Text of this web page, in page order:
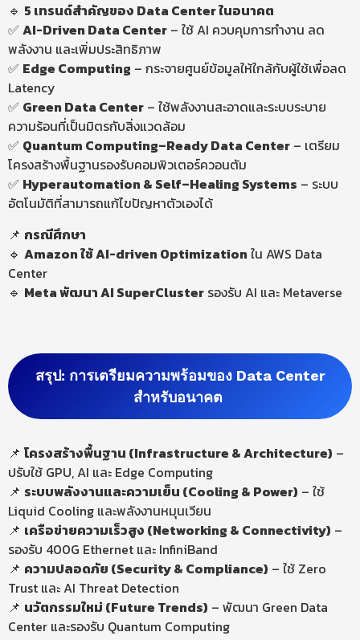
🔹 5 เทรนด์สำคัญของ Data Centerในอนาคต
✅ AI-Driven Data Center – ใช้ AI ควบคุมการทำงาน ลด
พลังงาน และเพิ่มประสิทธิภาพ
✅ Edge Computing – กระจายศูนย์ข้อมูลให้ใกล้กับผู้ใช้เพื่อลด
Latency
✅ Green Data Center – ใช้พลังงานสะอาดและระบบระบาย
ความร้อนที่เป็นมิตรกับสิ่งแวดล้อม
✅ Quantum Computing–Ready Data Center – เตรียม
โครงสร้างพื้นฐานรองรับคอมพิวเตอร์ควอนตัม
✅ Hyperautomation & Self–Healing Systems – ระบบ
อัตโนมัติที่สามารถแก้ไขปัญหาตัวเองได้
📌 กรณีศึกษา
🔹 Amazonใช้ AI-driven Optimization ใน AWS Data
Center
🔹 Meta พัฒนา AI SuperCluster รองรับ AI และ Metaverse
สรุป: การเตรียมความพร้อมของ Data Center
สำหรับอนาคต
📌 โครงสร้างพื้นฐาน (Infrastructure &Architecture) –
ปรับใช้ GPU, AI และ Edge Computing
📌 ระบบพลังงานและความเย็น (Cooling & Power) – ใช้
Liquid Cooling และพลังงานหมุนเวียน
📌 เครือข่ายความเร็วสูง (Networking & Connectivity) –
รองรับ 400G Ethernet และ InfiniBand
📌 ความปลอดภัย (Security & Compliance) – ใช้ Zero
Trust และ AI Threat Detection
📌 นวัตกรรมใหม่ (Future Trends) – พัฒนา Green Data
Center และรองรับ Quantum Computing